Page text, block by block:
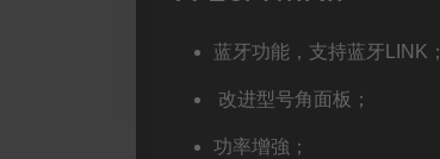
蓝牙功能，支持蓝牙LINK；
改进型号角面板；
功率增強；